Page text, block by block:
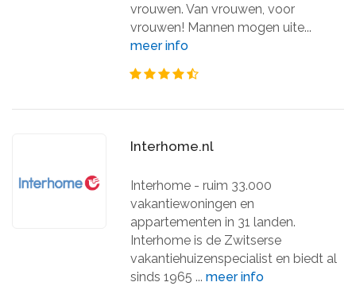
vrouwen. Van vrouwen, voor
vrouwen! Mannen mogen uite...
meer info
Interhome.nl
Interhome - ruim 33.000
vakantiewoningen en
appartementen in 31 landen.
Interhome is de Zwitserse
vakantiehuizenspecialist en biedt al
sinds 1965 ...meer info